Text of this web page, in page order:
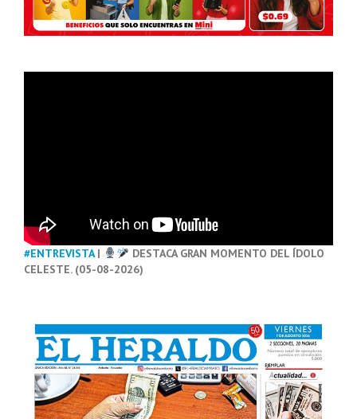
#ENTREVISTA|
DESTACA GRAN MOMENTO DEL ÍDOLO
CELESTE. (05-08-2026)